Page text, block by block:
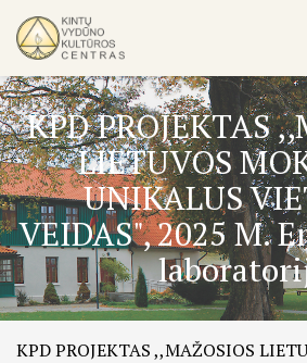
Vydūnas
Ekspozicijos
Edukacijos
KPD PROJEKTAS
LIETUVOS
UNIKALUS
VEIDAS", 2025 M.
KPD PROJEKTAS ,,MAŽOSIOS